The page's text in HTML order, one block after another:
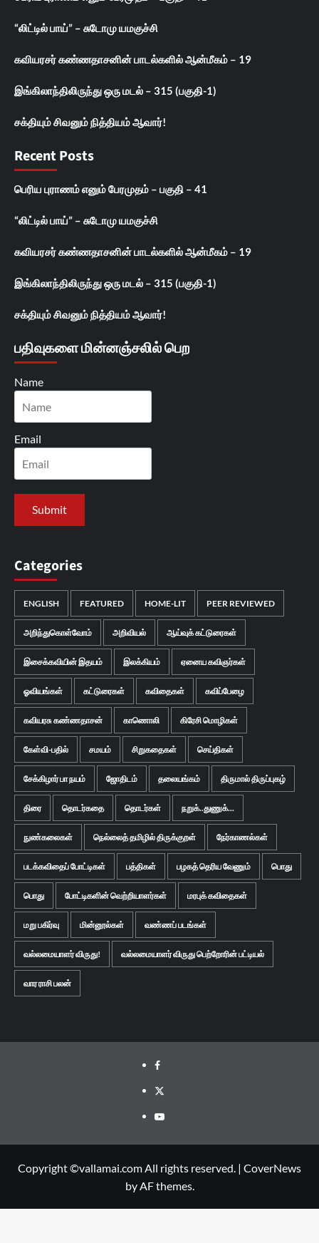
“லிட்டில் பாய்” – சுடோமு யமகுச்சி
கவியரசர் கண்ணதாசனின் பாடல்களில் ஆன்மீகம் – 19
இங்கிலாந்திலிருந்து ஒரு மடல் – 315 (பகுதி-1)
சக்தியும் சிவனும் நித்தியம் ஆவார்!
Recent Posts
பெரிய புராணம் எனும் பேரமுதம் – பகுதி – 41
“லிட்டில் பாய்” – சுடோமு யமகுச்சி
கவியரசர் கண்ணதாசனின் பாடல்களில் ஆன்மீகம் – 19
இங்கிலாந்திலிருந்து ஒரு மடல் – 315 (பகுதி-1)
சக்தியும் சிவனும் நித்தியம் ஆவார்!
பதிவுகளை மின்னஞ்சலில் பெற
Name
Email
Categories
ENGLISH FEATURED HOME-LIT PEER REVIEWED
அறிந்துகொள்வோம் அறிவியல் ஆய்வுக் கட்டுரைகள்
இசைக்கவியின் இதயம் இலக்கியம் ஏனைய கவிஞர்கள்
ஓவியங்கள் கட்டுரைகள் கவிதைகள் கவிப்பேழை
கவியரசு கண்ணதாசன் காணொலி கிரேசி மொழிகள்
கேள்வி-பதில் சமயம் சிறுகதைகள் செய்திகள்
சேக்கிழார் பா நயம் ஜோதிடம் தலையங்கம் திருமால் திருப்புகழ்
திரை தொடர்கதை தொடர்கள் நறுக்..துணுக்...
நுண்கலைகள் நெல்லைத் தமிழில் திருக்குறள் நேர்காணல்கள்
படக்கவிதைப் போட்டிகள் பத்திகள் பழகத் தெரிய வேணும் பொது
பொது போட்டிகளின் வெற்றியாளர்கள் மரபுக் கவிதைகள்
மறு பகிர்வு மின்னூல்கள் வண்ணப் படங்கள்
வல்லமையாளர் விருது! வல்லமையாளர் விருது பெற்றோரின் பட்டியல்
வார ராசி பலன்
Facebook
Twitter
Youtube
Copyright ©vallamai.com All rights reserved. | CoverNews
by AF themes.